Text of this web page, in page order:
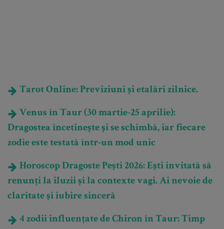
Tarot Online: Previziuni și etalări zilnice.
Venus în Taur (30 martie-25 aprilie):
Dragostea încetinește și se schimbă, iar fiecare
zodie este testată într-un mod unic
Horoscop Dragoste Pești 2026: Ești invitată să
renunți la iluzii și la contexte vagi. Ai nevoie de
claritate și iubire sinceră
4 zodii influențate de Chiron în Taur: Timp